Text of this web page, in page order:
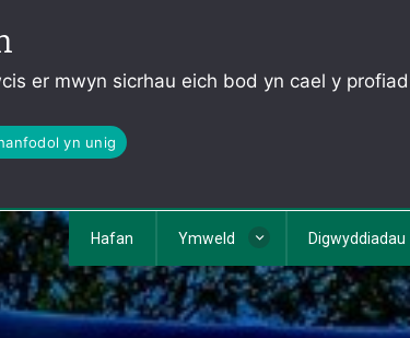
er mwyn sicrhau eich bod yn cael y
yn unig
Hafan Ymweld Digwyddiadau